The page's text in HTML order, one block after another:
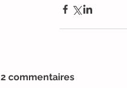
2 commentaires